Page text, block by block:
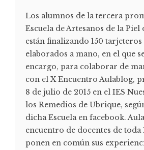
Los alumnos de la tercera
Escuela de Artesanos de la
están finalizando 150 tarjeteros
elaborados a mano, en el que
encargo, para colaborar de
con el X Encuentro Aulablog,
8 de julio de 2015 en el IES
los Remedios de Ubrique,
dicha Escuela en facebook.
encuentro de docentes de toda
ponen en común sus